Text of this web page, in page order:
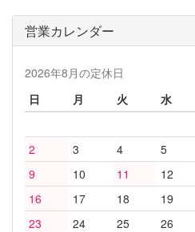
営業カレンダー
2026年8月の定休日
日
月 火 水
2
3 4 5
9
10 11 12
16
17 18 19
23
24 25 26